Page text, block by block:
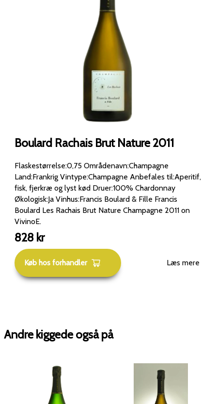
Boulard Rachais Brut Nature 2011
Flaskestørrelse:0,75 Områdenavn:Champagne
Land:Frankrig Vintype:Champagne Anbefales til:Aperitif,
fisk, fjerkræ og lyst kød Druer:100% Chardonnay
Økologisk:Ja Vinhus:Francis Boulard & Fille Francis
Boulard Les Rachais Brut Nature Champagne 2011 on
VivinoE.
828 kr
Køb hos forhandler Læs mere
Andre kiggede også på